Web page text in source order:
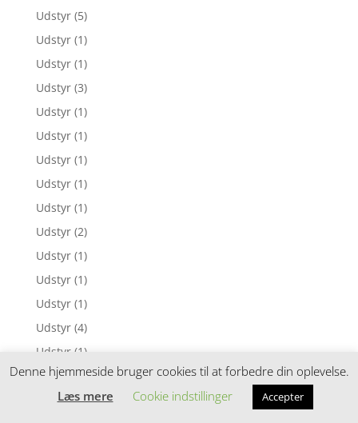
Udstyr (5)
Udstyr (1)
Udstyr (1)
Udstyr (3)
Udstyr (1)
Udstyr (1)
Udstyr (1)
Udstyr (1)
Udstyr (1)
Udstyr (2)
Udstyr (1)
Udstyr (1)
Udstyr (1)
Udstyr (4)
Udstyr (1)
Udstyr (2)
Udstyr (3)
Denne hjemmeside bruger cookies til at forbedre din oplevelse.
Læs mere
Cookie indstillinger Accepter